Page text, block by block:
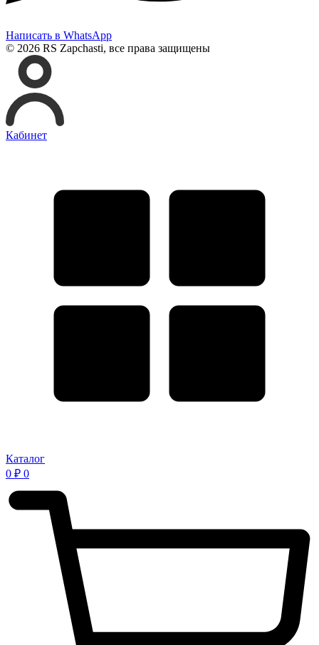
Написать в WhatsApp
© 2026 RS Zapchasti, все права защищены
Кабинет
Каталог
0 ₽ 0